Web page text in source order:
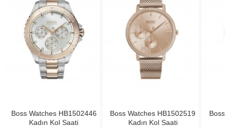
Boss Watches HB1502446
Kadın Kol Saati
Boss Watches HB1502519
Kadın Kol Saati
Boss